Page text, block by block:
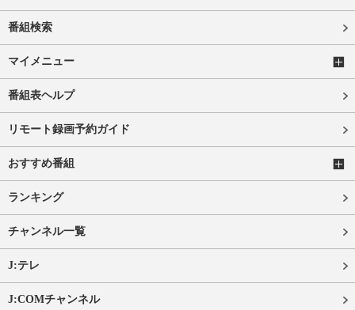
番組検索
マイメニュー
番組表ヘルプ
リモート録画予約ガイド
おすすめ番組
ランキング
チャンネル一覧
J:テレ
J:COMチャンネル